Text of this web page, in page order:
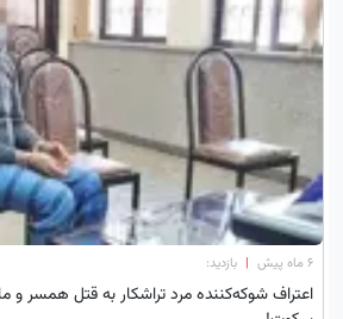
۶ ماه پیش | بازدید: